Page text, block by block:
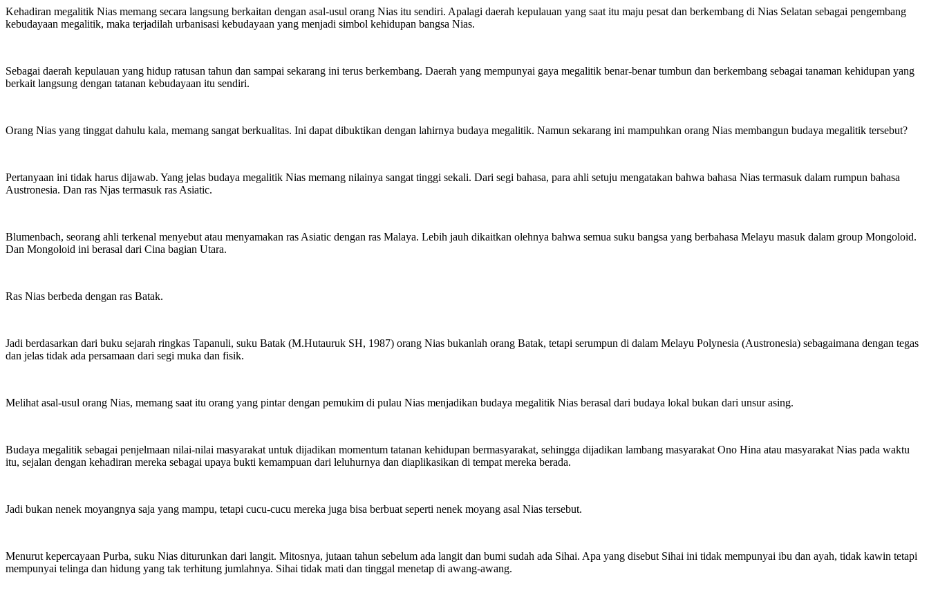
Kehadiran megalitik Nias memang secara langsung berkaitan dengan asal-usul orang Nias itu sendiri. Apalagi daerah kepulauan yang saat itu maju pesat dan berkembang di Nias Selatan sebagai pengembang
kebudayaan megalitik, maka terjadilah urbanisasi kebudayaan yang menjadi simbol kehidupan bangsa Nias.
Sebagai daerah kepulauan yang hidup ratusan tahun dan sampai sekarang ini terus berkembang. Daerah yang mempunyai gaya megalitik benar-benar tumbun dan berkembang sebagai tanaman kehidupan yang
berkait langsung dengan tatanan kebudayaan itu sendiri.
Orang Nias yang tinggat dahulu kala, memang sangat berkualitas. Ini dapat dibuktikan dengan lahirnya budaya megalitik. Namun sekarang ini mampuhkan orang Nias membangun budaya megalitik tersebut?
Pertanyaan ini tidak harus dijawab. Yang jelas budaya megalitik Nias memang nilainya sangat tinggi sekali. Dari segi bahasa, para ahli setuju mengatakan bahwa bahasa Nias termasuk dalam rumpun bahasa
Austronesia. Dan ras Njas termasuk ras Asiatic.
Blumenbach, seorang ahli terkenal menyebut atau menyamakan ras Asiatic dengan ras Malaya. Lebih jauh dikaitkan olehnya bahwa semua suku bangsa yang berbahasa Melayu masuk dalam group Mongoloid.
Dan Mongoloid ini berasal dari Cina bagian Utara.
Ras Nias berbeda dengan ras Batak.
Jadi berdasarkan dari buku sejarah ringkas Tapanuli, suku Batak (M.Hutauruk SH, 1987) orang Nias bukanlah orang Batak, tetapi serumpun di dalam Melayu Polynesia (Austronesia) sebagaimana dengan tegas
dan jelas tidak ada persamaan dari segi muka dan fisik.
Melihat asal-usul orang Nias, memang saat itu orang yang pintar dengan pemukim di pulau Nias menjadikan budaya megalitik Nias berasal dari budaya lokal bukan dari unsur asing.
Budaya megalitik sebagai penjelmaan nilai-nilai masyarakat untuk dijadikan momentum tatanan kehidupan bermasyarakat, sehingga dijadikan lambang masyarakat Ono Hina atau masyarakat Nias pada waktu
itu, sejalan dengan kehadiran mereka sebagai upaya bukti kemampuan dari leluhurnya dan diaplikasikan di tempat mereka berada.
Jadi bukan nenek moyangnya saja yang mampu, tetapi cucu-cucu mereka juga bisa berbuat seperti nenek moyang asal Nias tersebut.
Menurut kepercayaan Purba, suku Nias diturunkan dari langit. Mitosnya, jutaan tahun sebelum ada langit dan bumi sudah ada Sihai. Apa yang disebut Sihai ini tidak mempunyai ibu dan ayah, tidak kawin tetapi
mempunyai telinga dan hidung yang tak terhitung jumlahnya. Sihai tidak mati dan tinggal menetap di awang-awang.